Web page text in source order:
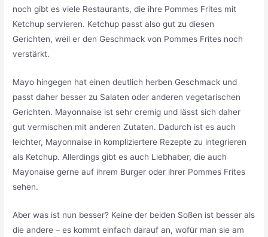
noch gibt es viele Restaurants, die ihre Pommes Frites mit
Ketchup servieren. Ketchup passt also gut zu diesen
Gerichten, weil er den Geschmack von Pommes Frites noch
verstärkt.
Mayo hingegen hat einen deutlich herben Geschmack und
passt daher besser zu Salaten oder anderen vegetarischen
Gerichten. Mayonnaise ist sehr cremig und lässt sich daher
gut vermischen mit anderen Zutaten. Dadurch ist es auch
leichter, Mayonnaise in kompliziertere Rezepte zu integrieren
als Ketchup. Allerdings gibt es auch Liebhaber, die auch
Mayonaise gerne auf ihrem Burger oder ihrer Pommes Frites
sehen.
Aber was ist nun besser? Keine der beiden Soßen ist besser als
die andere – es kommt einfach darauf an, wofür man sie am